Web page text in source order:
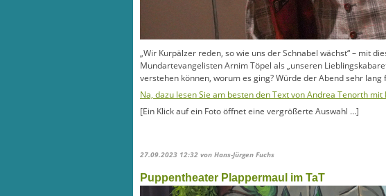
„Wir Kurpälzer reden, so wie uns der Schnabel wächst“ – mit
Mundartevangelisten Arnim Töpel als „unseren
verstehen können, worum es ging? Würde der Abend sehr
Na, dazu lesen Sie am besten den Text von Andrea Tenorth
[Ein Klick auf ein Foto öffnet eine vergrößerte Auswahl …]
27.09.2023 12:32 von Hans-Jürgen Fuchs
Puppentheater Plappermaul im TaT